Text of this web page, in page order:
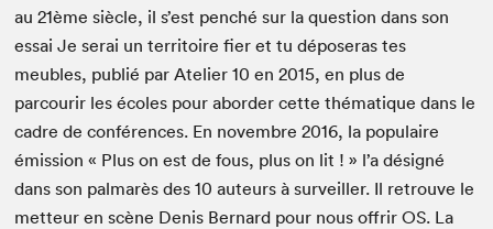
au 21ème siècle, il s’est penché sur la question dans son
essai Je serai un territoire fier et tu déposeras tes
meubles, publié par Atelier 10 en 2015, en plus de
parcourir les écoles pour aborder cette thématique dans le
cadre de conférences. En novembre 2016, la populaire
émission « Plus on est de fous, plus on lit ! » l’a désigné
dans son palmarès des 10 auteurs à surveiller. Il retrouve le
metteur en scène Denis Bernard pour nous offrir OS. La